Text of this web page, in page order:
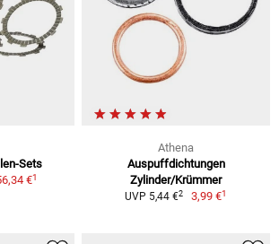
Sets
€1
Athena
Auspuffdichtungen
Zylinder/Krümmer
UVP 5,44 €2 3,99 €1